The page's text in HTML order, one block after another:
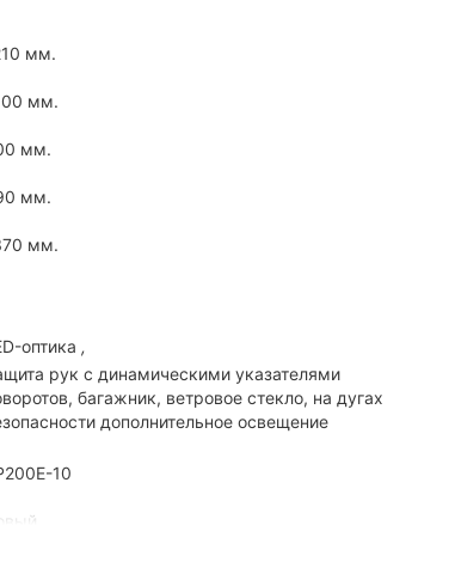
проходимость и универсальность. Из
мм.
мм.
мм.
мм.
мм.
оптика ,
рук с динамическими указателями
багажник, ветровое стекло, на дугах
дополнительное освещение
10